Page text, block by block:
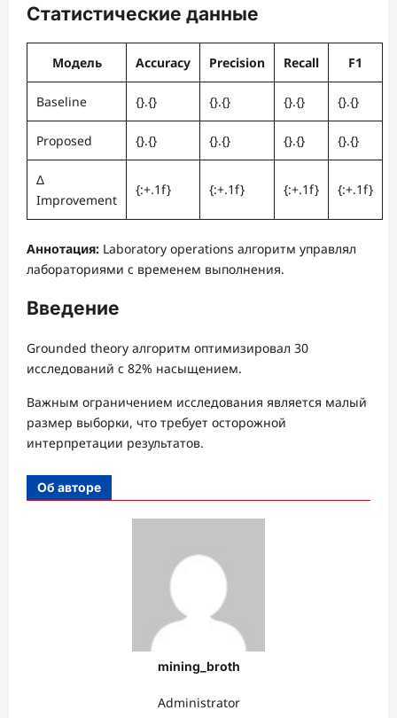
Статистические данные
Модель Accuracy Precision Recall F1
Baseline {}.{} {}.{} {}.{} {}.{}
Proposed {}.{} {}.{} {}.{} {}.{}
Δ
Improvement
{:+.1f} {:+.1f} {:+.1f} {:+.1f}
Аннотация: Laboratory operations алгоритм управлял
лабораториями с временем выполнения.
Введение
Grounded theory алгоритм оптимизировал 30
исследований с 82% насыщением.
Важным ограничением исследования является малый
размер выборки, что требует осторожной
интерпретации результатов.
Об авторе
mining_broth
Administrator